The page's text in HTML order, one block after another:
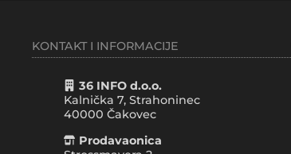
KONTAKT I INFORMACIJE
36 INFO d.o.o.
Kalnička 7, Strahoninec
40000 Čakovec
Prodavaonica